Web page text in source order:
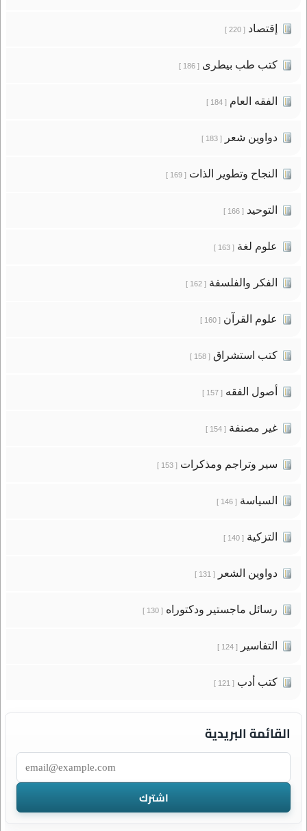
إقتصاد[ 220 ]
كتب طب بيطرى[ 186 ]
الفقه العام[ 184 ]
دواوين شعر[ 183 ]
النجاح وتطوير الذات[ 169 ]
التوحيد[ 166 ]
علوم لغة[ 163 ]
الفكر والفلسفة[ 162 ]
علوم القرآن[ 160 ]
كتب استشراق[ 158 ]
أصول الفقه[ 157 ]
غير مصنفة[ 154 ]
سير وتراجم ومذكرات[ 153 ]
السياسة[ 146 ]
التزكية[ 140 ]
دواوين الشعر[ 131 ]
رسائل ماجستير ودكتوراه[ 130 ]
التفاسير[ 124 ]
كتب أدب[ 121 ]
القائمة البريدية